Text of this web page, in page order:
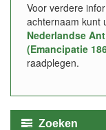
Voor verdere
achternaam kunt
Nederlandse
(Emancipatie
raadplegen.
Zoeken